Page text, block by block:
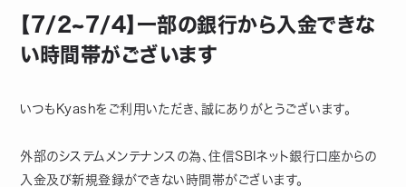
【7/2~7/4】一部の銀行から入金できな
い時間帯がございます
いつもKyashをご利用いただき、誠にありがとうございます。
外部のシステムメンテナンスの為、住信SBIネット銀行口座からの
入金及び新規登録ができない時間帯がございます。